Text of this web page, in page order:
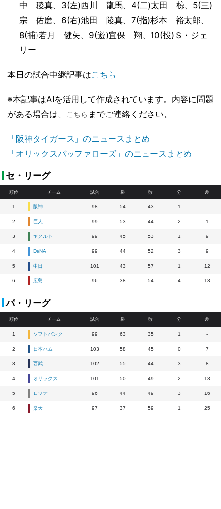
中 稜真、3(左)西川 龍馬、4(二)太田 椋、5(三)
宗 佑磨、6(右)池田 陵真、7(指)杉本 裕太郎、
8(捕)若月 健矢、9(遊)宜保 翔、10(投)Ｓ・ジェ
リー
本日の試合中継記事はこちら
※本記事はAIを活用して作成されています。内容に問題
がある場合は、
こちら までご連絡ください。
「阪神タイガース」のニュースまとめ
「オリックスバッファローズ」のニュースまとめ
セ・リーグ
順位 チーム 試合 勝 敗 分 差
1 阪神 98 54 43 1 -
2 巨人 99 53 44 2 1
3 ヤクルト 99 45 53 1 9
4 DeNA 99 44 52 3 9
5 中日 101 43 57 1 12
6 広島 96 38 54 4 13
パ・リーグ
順位 チーム 試合 勝 敗 分 差
1 ソフトバンク 99 63 35 1 -
2 日本ハム 103 58 45 0 7
3 西武 102 55 44 3 8
4 オリックス 101 50 49 2 13
5 ロッテ 96 44 49 3 16
6 楽天 97 37 59 1 25